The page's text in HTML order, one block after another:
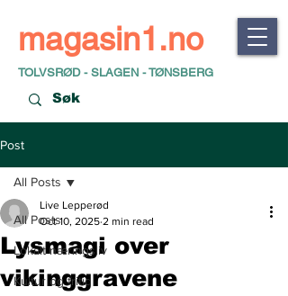
magasin1.no
TOLVSRØD - SLAGEN - TØNSBERG
Post
All Posts
Lokalt næringsliv
Kultur og fritid
All Posts
Lysmagi over
vikinggravene
Live Lepperød
Oct 10, 2025 2 min read